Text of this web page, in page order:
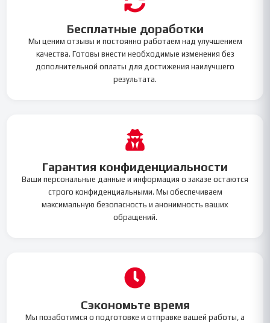
Бесплатные доработки
Мы ценим отзывы и постоянно работаем над улучшением
качества. Готовы внести необходимые изменения без
дополнительной оплаты для достижения наилучшего
результата.
Гарантия конфиденциальности
Ваши персональные данные и информация о заказе остаются
строго конфиденциальными. Мы обеспечиваем
максимальную безопасность и анонимность ваших
обращений.
Сэкономьте время
Мы позаботимся о подготовке и отправке вашей работы, а